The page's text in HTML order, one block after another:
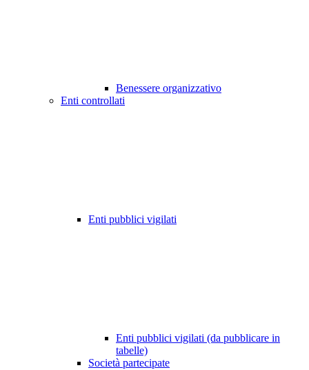
Benessere organizzativo
Enti controllati
Enti pubblici vigilati
Enti pubblici vigilati (da pubblicare in
tabelle)
Società partecipate